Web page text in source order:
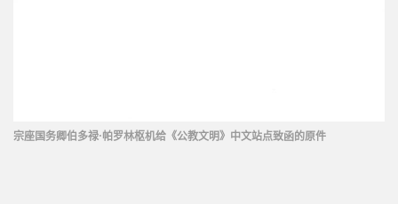
宗座国务卿伯多禄·帕罗林枢机给《公教文明》中文站点致函的原件